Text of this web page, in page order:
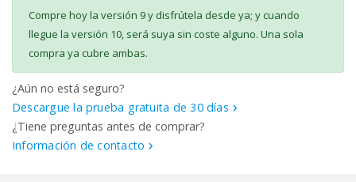
Compre hoy la versión 9 y disfrútela desde ya; y cuando
llegue la versión 10, será suya sin coste alguno. Una sola
compra ya cubre ambas.
¿Aún no está seguro?
Descargue la prueba gratuita de 30 días
|¿Tiene preguntas antes de comprar?
Información de contacto